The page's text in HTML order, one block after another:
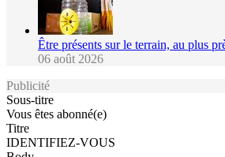
Être présents sur le terrain, au plus
06 août 2026
Publicité
Sous-titre
Vous êtes abonné(e)
Titre
IDENTIFIEZ-VOUS